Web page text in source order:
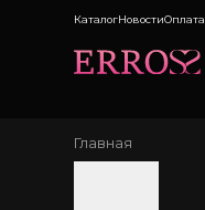
КаталогНовостиОплата
Главная